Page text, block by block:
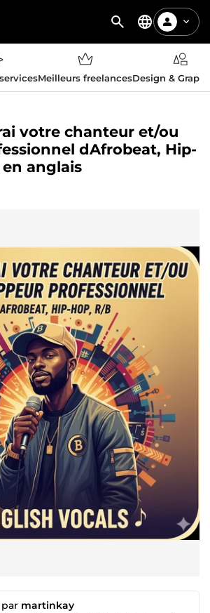
Meilleurs freelancesDesign &
votre chanteur et/ou
dAfrobeat, Hip-
en anglais
martinkay